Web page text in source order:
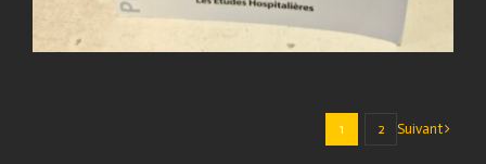
1 2 Suivant